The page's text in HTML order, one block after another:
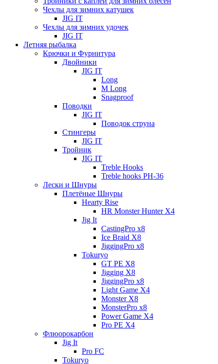
Чехлы для зимних катушек
JIG IT
Чехлы для зимних удочек
JIG IT
Летняя рыбалка
Крючки и Фурнитура
Двойники
JIG IT
Long
M Long
Snagproof
Поводки
JIG IT
Поводок струна
Стингеры
JIG IT
Тройник
JIG IT
Treble Hooks
Treble hooks PH-36
Лески и Шнуры
Плетёные Шнуры
Hearty Rise
HR Monster Hunter X4
Jig It
CastingPro x8
Ice Braid X8
JiggingPro x8
Tokuryo
GT PE X8
Jigging X8
JiggingPro x8
Light Game X4
Monster X8
MonsterPro x8
Power Game X4
Pro PE X4
Флюорокарбон
Jig It
Pro FC
Tokuryo